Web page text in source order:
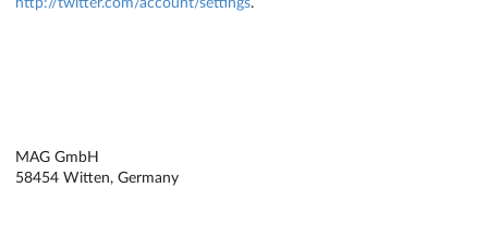
MAG GmbH
58454 Witten, Germany